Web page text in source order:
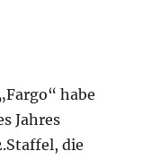
habe
Jahres
die